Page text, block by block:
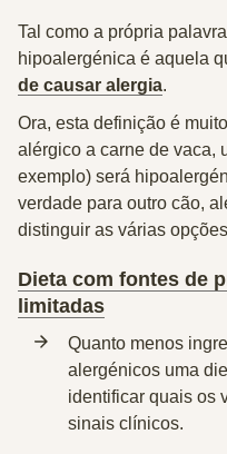
Tal como a própria
hipoalergénica é aquela
de causar alergia.
Ora, esta definição é
alérgico a carne de vaca,
exemplo) será
verdade para outro cão,
distinguir as várias opções
Dieta com fontes de
limitadas
Quanto menos
alergénicos uma
identificar quais os
sinais clínicos.